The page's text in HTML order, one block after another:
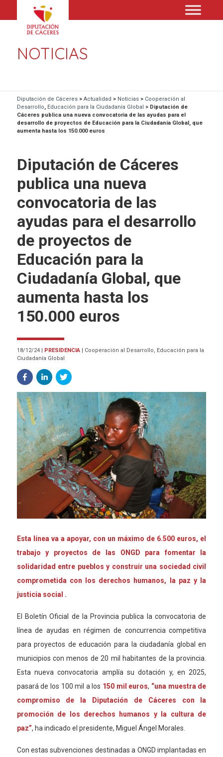
NOTICIAS
Diputación de Cáceres> Actualidad > Noticias> Cooperación al
Desarrollo, Educación para la Ciudadanía Global > Diputación de
Cáceres publica una nueva convocatoria de las ayudas para el
desarrollo de proyectos de Educación para la Ciudadanía Global, que
aumenta hasta los 150.000 euros
Diputación de Cáceres
publica una nueva
convocatoria de las
ayudas para el desarrollo
de proyectos de
Educación para la
Ciudadanía Global, que
aumenta hasta los
150.000 euros
18/12/24 | PRESIDENCIA | Cooperación al Desarrollo, Educación para la
Ciudadanía Global
Esta línea va a apoyar, con un máximo de 6.500 euros, el
trabajo y proyectos de las ONGD para fomentar la
solidaridad entre pueblos y construir una sociedad civil
comprometida con los derechos humanos, la paz y la
justicia social .
El Boletín Oficial de la Provincia publica la convocatoria de
línea de ayudas en régimen de concurrencia competitiva
para proyectos de educación para la ciudadanía global en
municipios con menos de 20 mil habitantes de la provincia.
Esta nueva convocatoria amplía su dotación y, en 2025,
pasará de los 100 mil a los 150 mil euros, “una muestra de
compromiso de la Diputación de Cáceres con la
promoción de los derechos humanos y la cultura de
paz”, ha indicado el presidente, Miguel Ángel Morales.
Con estas subvenciones destinadas a ONGD implantadas en